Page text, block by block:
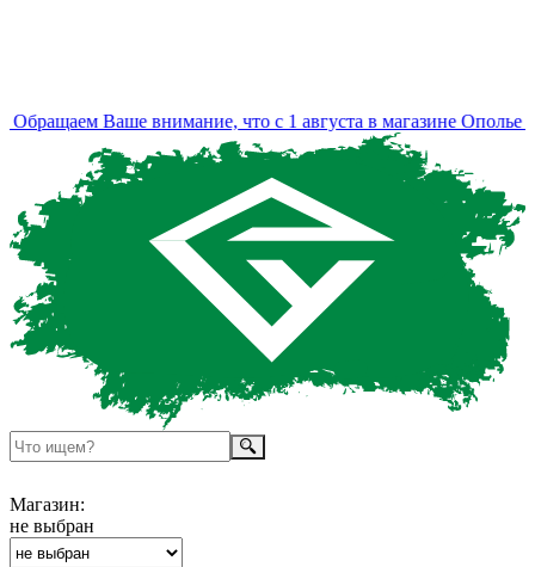
Ваше внимание, что с 1 августа в магазине Ополье
Магазин:
не выбран